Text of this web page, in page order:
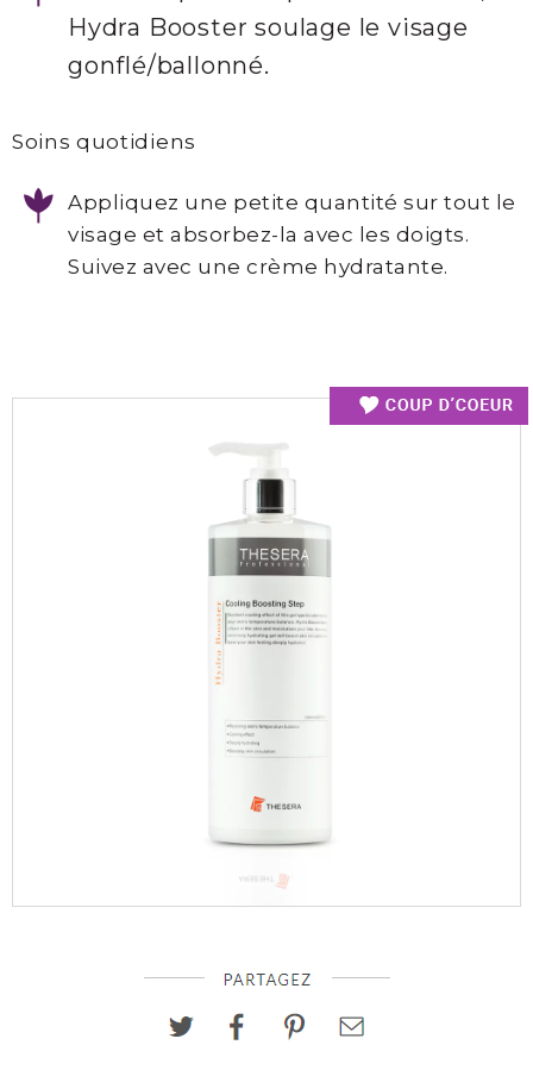
Hydra Booster soulage le visage
gonflé/ballonné.
Soins quotidiens
Appliquez une petite quantité sur tout le
visage et absorbez-la avec les doigts.
Suivez avec une crème hydratante.